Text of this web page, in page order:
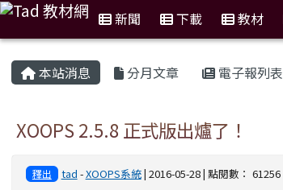
新聞 下載 教材
本站消息 分月文章 電子報列表
XOOPS 2.5.8 正式版出爐了！
釋出 tad -XOOPS系統| 2016-05-28 | 點閱數： 61256